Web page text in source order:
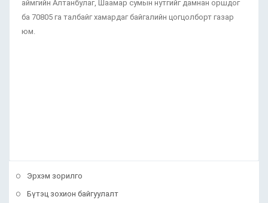
аймгийн Алтанбулаг, Шаамар сумын нутгийг дамнан оршдог
ба 70805 га талбайг хамардаг байгалийн цогцолборт газар
юм.
Эрхэм зорилго
Бүтэц зохион байгуулалт